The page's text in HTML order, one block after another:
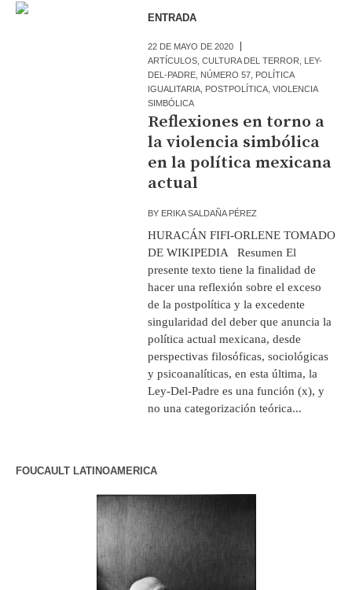
ENTRADA
22 DE MAYO DE 2020
ARTÍCULOS ,CULTURA DEL TERROR
LEY-
DEL-PADRE NÚMERO 57 POLÍTICA
IGUALITARIA POSTPOLÍTICA ,VIOLENCIA
SIMBÓLICA
Reflexiones en torno a
la violencia simbólica
en la política mexicana
actual
BY ERIKA SALDAÑA PÉREZ
HURACÁN FIFI-ORLENE TOMADO
DE WIKIPEDIA Resumen El
presente texto tiene la finalidad de
hacer una reflexión sobre el exceso
de la postpolítica y la excedente
singularidad del deber que anuncia la
política actual mexicana, desde
perspectivas filosóficas, sociológicas
y psicoanalíticas, en esta última, la
Ley-Del-Padre es una función (x), y
no una categorización teórica...
FOUCAULT LATINOAMERICA